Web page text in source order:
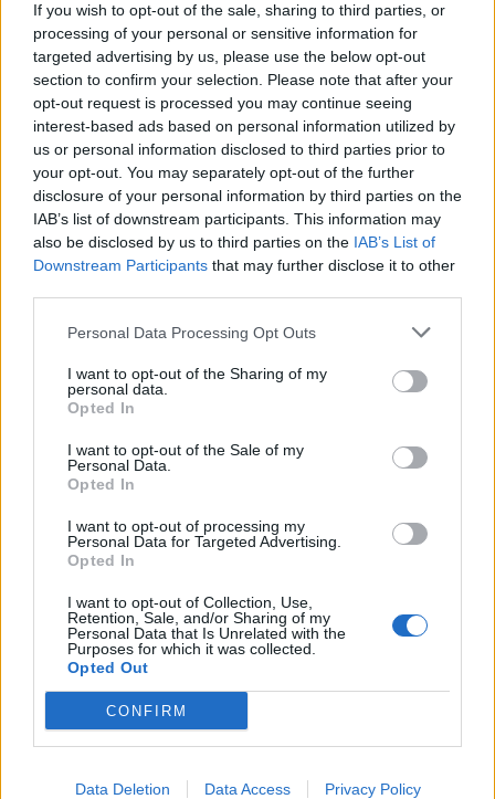
If you wish to opt-out of the sale, sharing to third parties, or
processing of your personal or sensitive information for
targeted advertising by us, please use the below opt-out
section to confirm your selection. Please note that after your
opt-out request is processed you may continue seeing
interest-based ads based on personal information utilized by
us or personal information disclosed to third parties prior to
your opt-out. You may separately opt-out of the further
disclosure of your personal information by third parties on the
IAB’s list of downstream participants. This information may
also be disclosed by us to third parties on the IAB’s List of
Downstream Participants that may further disclose it to other
Personal Data Processing Opt Outs
I want to opt-out of the Sharing of my
personal data.
Opted In
I want to opt-out of the Sale of my
Personal Data.
Opted In
I want to opt-out of processing my
Personal Data for Targeted Advertising.
Opted In
I want to opt-out of Collection, Use,
Retention, Sale, and/or Sharing of my
Personal Data that Is Unrelated with the
Purposes for which it was collected.
Opted Out
CONFIRM
Data Deletion Data Access Privacy Policy